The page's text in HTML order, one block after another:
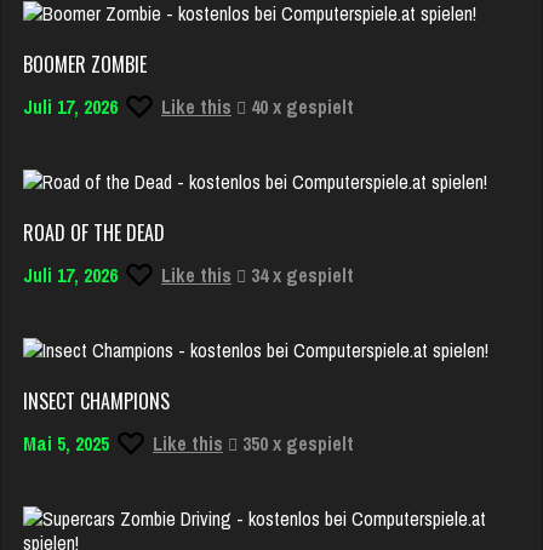
BOOMER ZOMBIE
Juli 17, 2026 Like this 40 x gespielt
ROAD OF THE DEAD
Juli 17, 2026 Like this 34 x gespielt
INSECT CHAMPIONS
Mai 5, 2025 Like this 350 x gespielt